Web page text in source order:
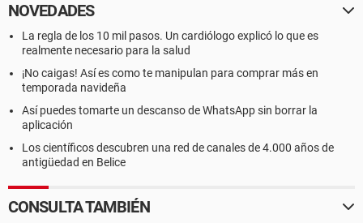
NOVEDADES
La regla de los 10 mil pasos. Un cardiólogo explicó lo que es
realmente necesario para la salud
¡No caigas! Así es como te manipulan para comprar más en
temporada navideña
Así puedes tomarte un descanso de WhatsApp sin borrar la
aplicación
Los científicos descubren una red de canales de 4.000 años de
antigüedad en Belice
CONSULTA TAMBIÉN